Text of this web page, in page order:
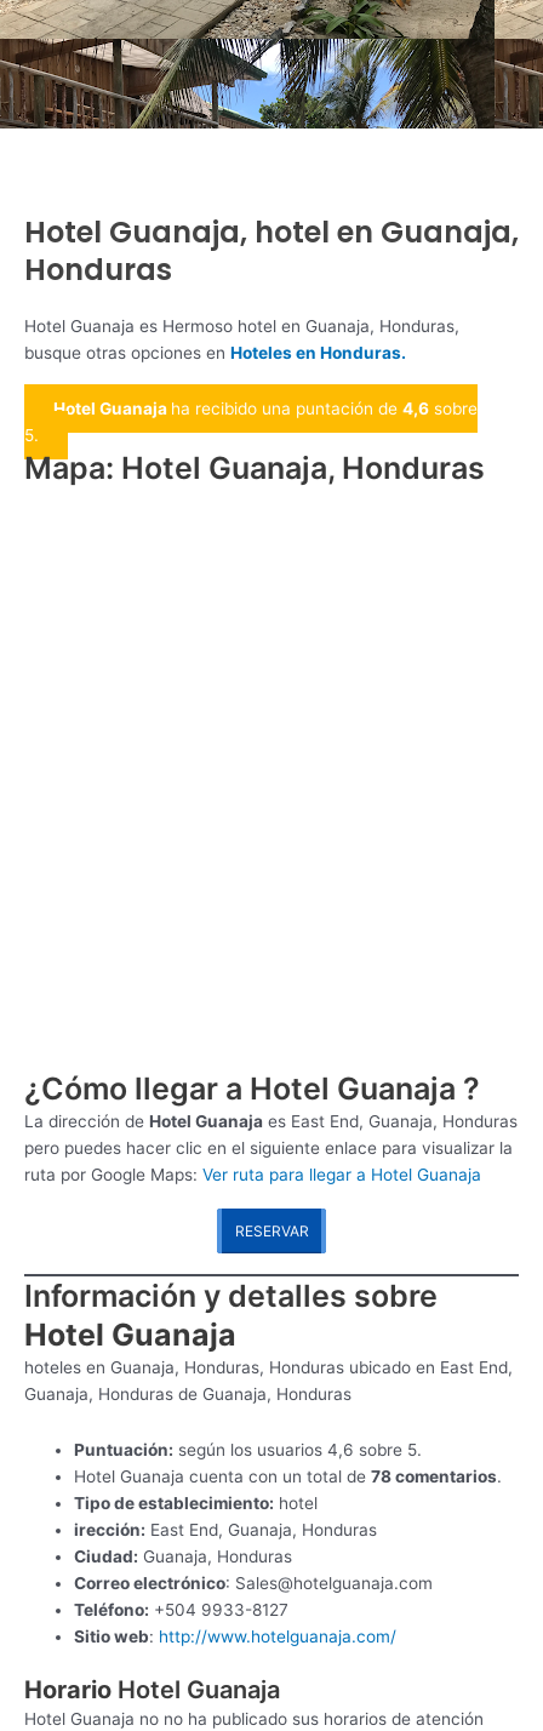
Hotel Guanaja, hotel en Guanaja,
Honduras
Hotel Guanaja es Hermoso hotel en Guanaja, Honduras,
busque otras opciones en Hoteles en Honduras.
Hotel Guanaja ha recibido una puntación de 4,6 sobre
5.
Mapa: Hotel Guanaja, Honduras
¿Cómo llegar a Hotel Guanaja ?
La dirección de Hotel Guanaja es East End, Guanaja, Honduras
pero puedes hacer clic en el siguiente enlace para visualizar la
ruta por Google Maps: Ver ruta para llegar a Hotel Guanaja
RESERVAR
Información y detalles sobre
Hotel Guanaja
hoteles en Guanaja, Honduras, Honduras ubicado en East End,
Guanaja, Honduras de Guanaja, Honduras
Puntuación: según los usuarios 4,6 sobre 5.
Hotel Guanaja cuenta con un total de78 comentarios.
Tipo de establecimiento: hotel
irección: East End, Guanaja, Honduras
Ciudad: Guanaja, Honduras
Correo electrónico: Sales@hotelguanaja.com
Teléfono: +504 9933-8127
Sitio web: http://www.hotelguanaja.com/
Horario Hotel Guanaja
Hotel Guanaja no no ha publicado sus horarios de atención